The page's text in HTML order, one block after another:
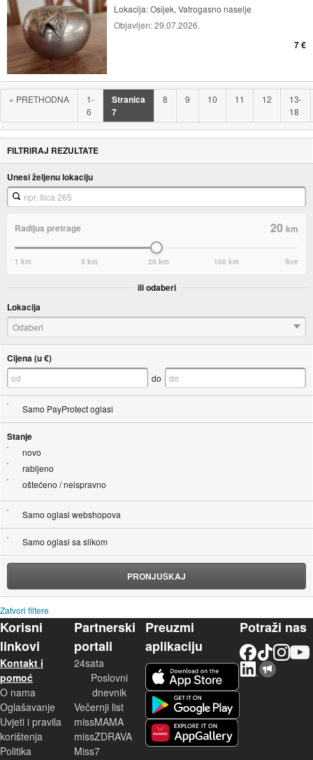
Lokacija:Osijek, Vatrogasno naselje
Objavljen:29.07.2026.
7 €
« PRETHODNA
1-
6
Stranica
7
8 9 10 11 12
13-
18
FILTRIRAJ REZULTATE
Unesi željenu lokaciju
Radijus pretrage 20km
1 km 5 km 20 km 100 km Sve
ili odaberi
Lokacija
Odaberi
Cijena (u €)
do
Samo PayProtect oglasi
Stanje
novo
rabljeno
oštećeno / neispravno
Samo oglasi webshopova
Samo oglasi sa slikom
PRONJUŠKAJ
Zatvori filtere
Korisni
linkovi
Kontakt i
pomoć
O nama
Oglašavanje
Uvjeti i pravila
korištenja
Politika
Partnerski
portali
24sata
Poslovni
dnevnik
Večernji list
missMAMA
missZDRAVA
Miss7
Preuzmi
aplikaciju
Potraži nas